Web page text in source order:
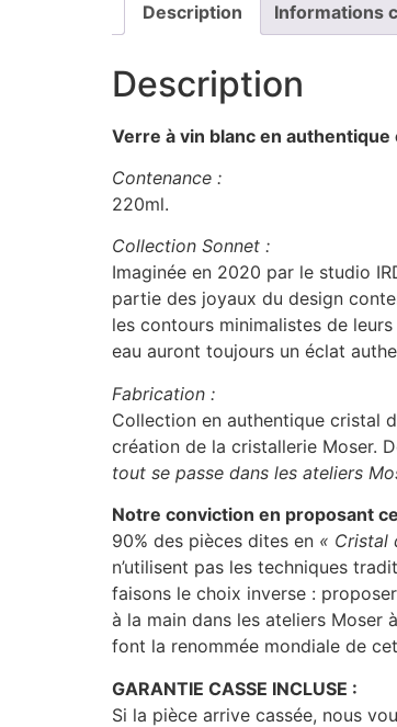
Description Informations
Description
Verre à vin blanc en
Contenance :
220ml.
Collection Sonnet :
Imaginée en 2020 par le studio
partie des joyaux du design
les contours minimalistes de
eau auront toujours un éclat
Fabrication :
Collection en authentique cristal
création de la cristallerie Moser.
tout se passe dans les ateliers
Notre conviction en proposant
90% des pièces dites en « Cristal
n’utilisent pas les techniques
faisons le choix inverse :
à la main dans les ateliers Moser
font la renommée mondiale de
GARANTIE CASSE INCLUSE :
Si la pièce arrive cassée, nous